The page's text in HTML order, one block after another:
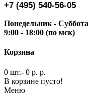
+7 (495) 540-56-05
Понедельник - Суббота
9:00 - 18:00 (по мск)
Корзина
0 шт.- 0 р. р.
В корзине пусто!
Меню